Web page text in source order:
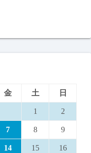
金 土 日
1 2
7 8 9
14 15 16